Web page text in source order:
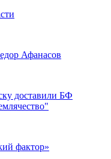
Афанасов
доставили БФ
фактор»